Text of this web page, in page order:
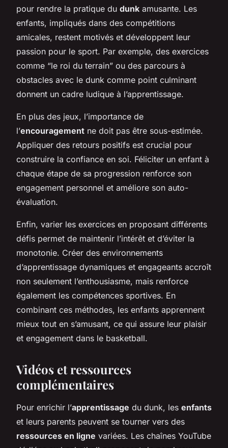
pour rendre la pratique du dunk amusante. Les
enfants, impliqués dans des compétitions
amicales, restent motivés et développent leur
passion pour le sport. Par exemple, des exercices
comme “le roi du terrain” ou des parcours à
obstacles avec le dunk comme point culminant
donnent un cadre ludique à l’apprentissage.
En plus des jeux, l’importance de
l’encouragement ne doit pas être sous-estimée.
Appliquer des retours positifs est crucial pour
construire la confiance en soi. Féliciter un enfant à
chaque étape de sa progression renforce son
engagement personnel et améliore son auto-
évaluation.
Enfin, varier les exercices en proposant différents
défis permet de maintenir l’intérêt et d’éviter la
monotonie. Créer des environnements
d’apprentissage dynamiques et engageants accroît
non seulement l’enthousiasme, mais renforce
également les compétences sportives. En
combinant ces méthodes, les enfants apprennent
mieux tout en s’amusant, ce qui assure leur plaisir
et engagement dans le basketball.
Vidéos et ressources
complémentaires
Pour enrichir l’apprentissage du dunk, les enfants
et leurs parents peuvent se tourner vers des
ressources en ligne variées. Les chaînes YouTube